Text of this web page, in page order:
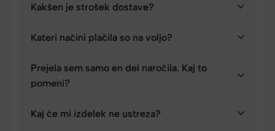
Kakšen je strošek dostave?
Kateri načini plačila so na voljo?
Prejela sem samo en del naročila. Kaj to
pomeni?
Kaj če mi izdelek ne ustreza?